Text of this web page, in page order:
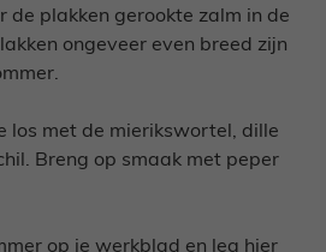
de plakken gerookte zalm in de
ongeveer even breed zijn
los met de mierikswortel, dille
Breng op smaak met peper
op je werkblad en leg hier